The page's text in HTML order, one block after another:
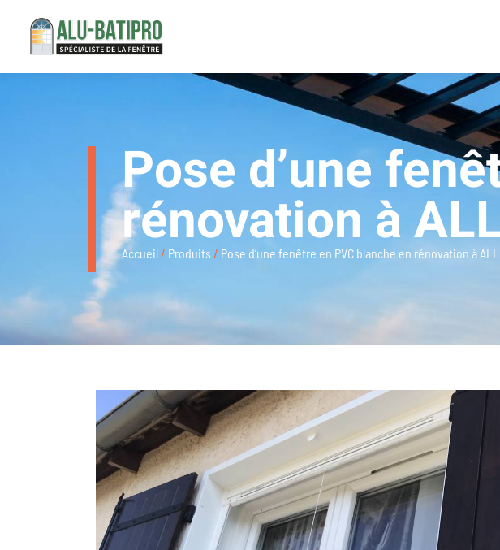
Pose d’une
rénovation à
Accueil/ Produits / Pose d’une fenêtre en PVC blanche en rénovation à